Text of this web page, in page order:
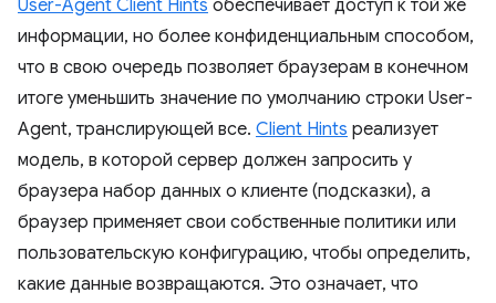
User-Agent Client Hints обеспечивает доступ к той же
информации, но более конфиденциальным способом,
что в свою очередь позволяет браузерам в конечном
итоге уменьшить значение по умолчанию строки User-
Agent, транслирующей все. Client Hints реализует
модель, в которой сервер должен запросить у
браузера набор данных о клиенте (подсказки), а
браузер применяет свои собственные политики или
пользовательскую конфигурацию, чтобы определить,
какие данные возвращаются. Это означает, что